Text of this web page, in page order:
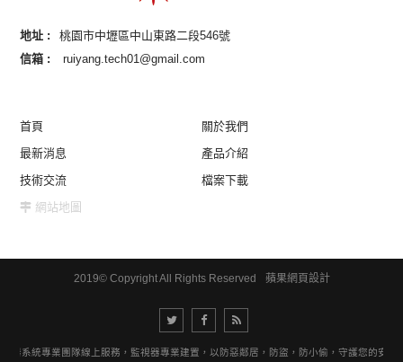
地址 :
桃園市中壢區中山東路二段546號
信箱 :
ruiyang.tech01@gmail.com
首頁
關於我們
最新消息
產品介紹
技術交流
檔案下載
網站地圖
2019© Copyright All Rights Reserved 蘋果網頁設計
器系統專業團隊線上服務，監視器專業建置，以防惡鄰居，防盜，防小偷，守護您的安